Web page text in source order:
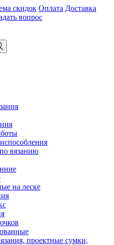
скидок Оплата Доставка
вопрос
вязанию
на леске
проектные сумки,